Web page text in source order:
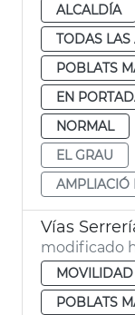
ALCALDÍA
TODAS LAS
POBLATS
EN
NORMAL
EL GRAU
AMPLIACIÓ
Vías
modificado
MOVILIDAD
POBLATS